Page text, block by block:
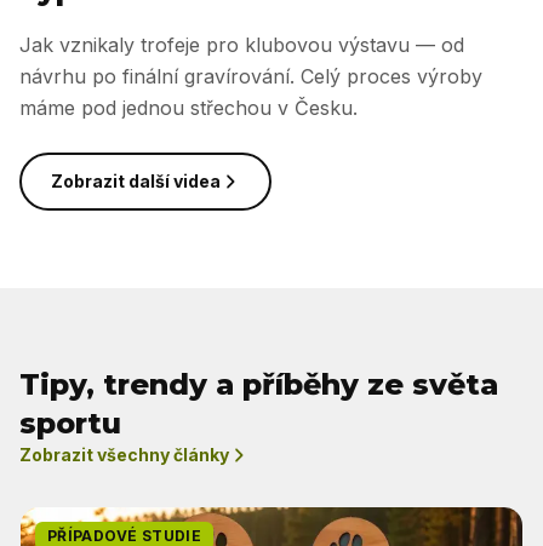
Jak vznikaly trofeje pro klubovou výstavu — od
návrhu po finální gravírování. Celý proces výroby
máme pod jednou střechou v Česku.
Zobrazit další videa
Tipy, trendy a příběhy ze světa
sportu
Zobrazit všechny články
PŘÍPADOVÉ STUDIE